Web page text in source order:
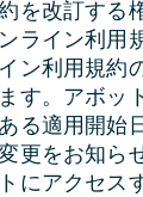
を改訂する
ライン利用
ン利用規約
す。アボッ
る適用開始
更をお知ら
にアクセス